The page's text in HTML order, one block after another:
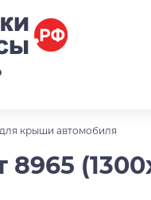
крыши автомобиля
8965